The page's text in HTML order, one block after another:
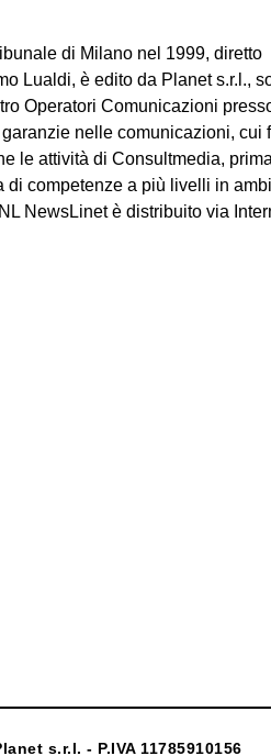
di Milano nel 1999, diretto
Lualdi, è edito da Planet s.r.l.,
Operatori Comunicazioni
garanzie nelle comunicazioni, cui
le attività di Consultmedia, prima
di competenze a più livelli in
NewsLinet è distribuito via
s.r.l. - P.IVA 11785910156